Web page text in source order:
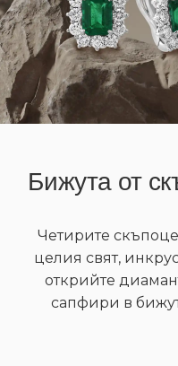
Бижута от
Четирите
целия свят,
открийте
сапфири в